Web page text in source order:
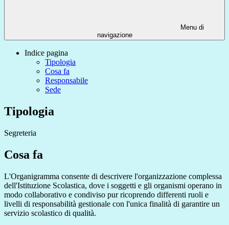
Menu di
navigazione
Indice pagina
Tipologia
Cosa fa
Responsabile
Sede
Tipologia
Segreteria
Cosa fa
L'Organigramma consente di descrivere l'organizzazione complessa
dell'Istituzione Scolastica, dove i soggetti e gli organismi operano in
modo collaborativo e condiviso pur ricoprendo differenti ruoli e
livelli di responsabilità gestionale con l'unica finalità di garantire un
servizio scolastico di qualità.